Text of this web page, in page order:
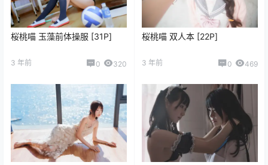
桜桃喵 玉藻前体操服 [31P]
3 年前 0 320
桜桃喵 双人本 [22P]
3 年前 0 469